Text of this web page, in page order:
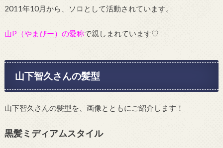
2011年10月から、ソロとして活動されています。
山P（やまぴー）の愛称で親しまれています♡
山下智久さんの髪型
山下智久さんの髪型を、画像とともにご紹介します！
黒髪ミディアムスタイル